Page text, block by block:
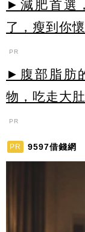
►減肥首選
了，瘦到你
PR
►腹部脂肪
物，吃走大
PR
PR 9597借錢網